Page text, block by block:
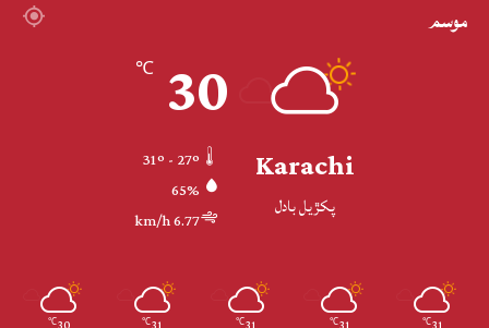
موسم
Karachi
پکڙيل بادل
30
℃
65%
6.77 km/h
℃
℃
℃
℃
℃